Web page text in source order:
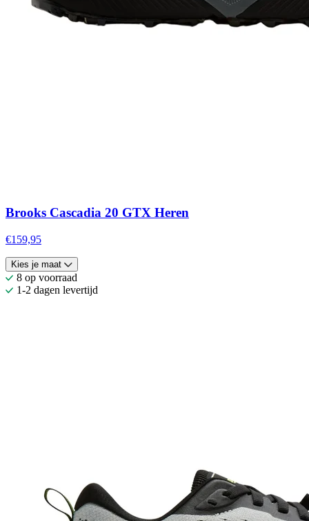
Brooks Cascadia 20 GTX Heren
€159,95
Kies je maat
8 op voorraad
1-2 dagen levertijd